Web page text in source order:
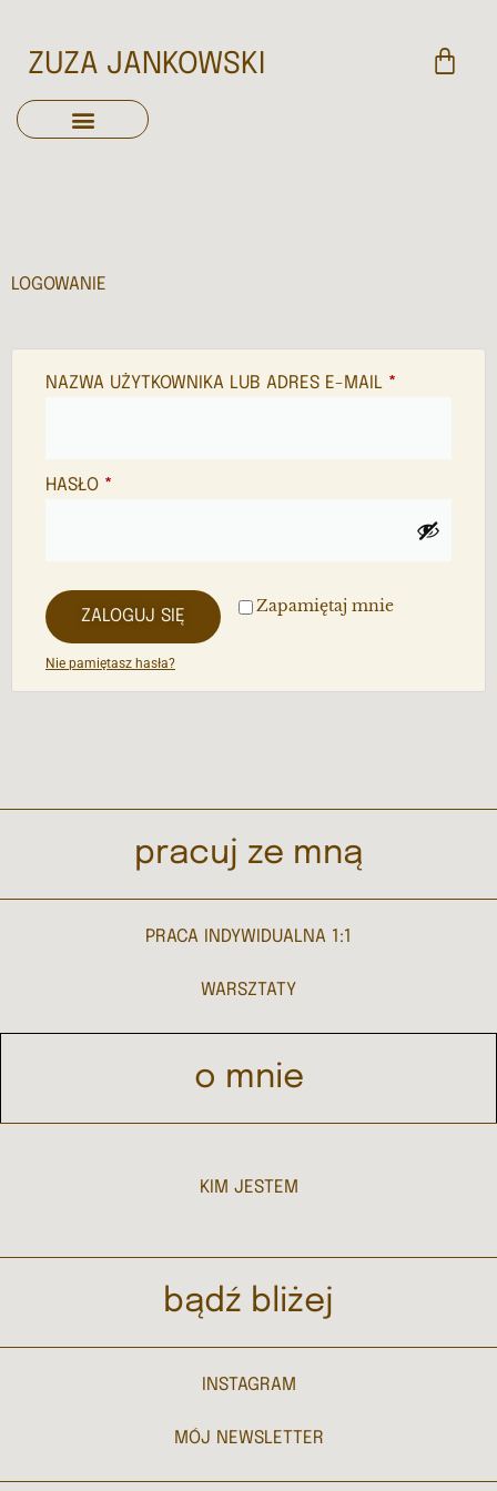
ZUZA JANKOWSKI
LOGOWANIE
NAZWA UŻYTKOWNIKA LUB ADRES E-MAIL *
HASŁO *
Zapamiętaj mnie
ZALOGUJ SIĘ
Nie pamiętasz hasła?
pracuj ze mną
PRACA INDYWIDUALNA 1:1
WARSZTATY
o mnie
KIM JESTEM
bądź bliżej
INSTAGRAM
MÓJ NEWSLETTER